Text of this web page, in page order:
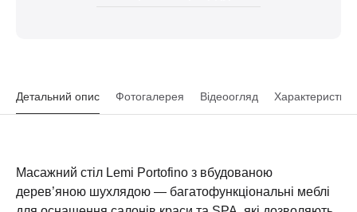
Детальний опис Фотогалерея Відеоогляд Характеристики
Масажний стіл Lemi Portofino з вбудованою
дерев’яною шухлядою — багатофункціональні меблі